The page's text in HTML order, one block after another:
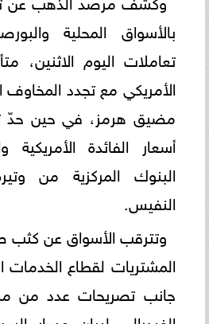
بالأسواق المحلية
تعاملات اليوم الاثنين،
الأمريكي مع تجدد
مضيق هرمز، في حين حدّ
أسعار الفائدة الأمريكية
البنوك المركزية من
النفيس.
وتترقب الأسواق عن
جانب تصريحات عدد من